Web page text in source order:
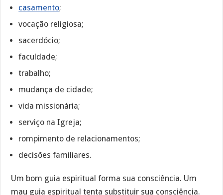
casamento;
vocação religiosa;
sacerdócio;
faculdade;
trabalho;
mudança de cidade;
vida missionária;
serviço na Igreja;
rompimento de relacionamentos;
decisões familiares.
Um bom guia espiritual forma sua consciência. Um
mau guia espiritual tenta substituir sua consciência.